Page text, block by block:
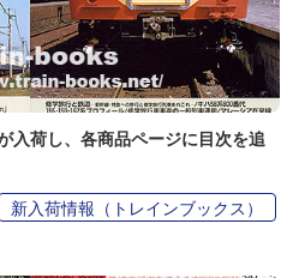
入荷し、各商品ページに目次を追
新入荷情報（トレインブックス）